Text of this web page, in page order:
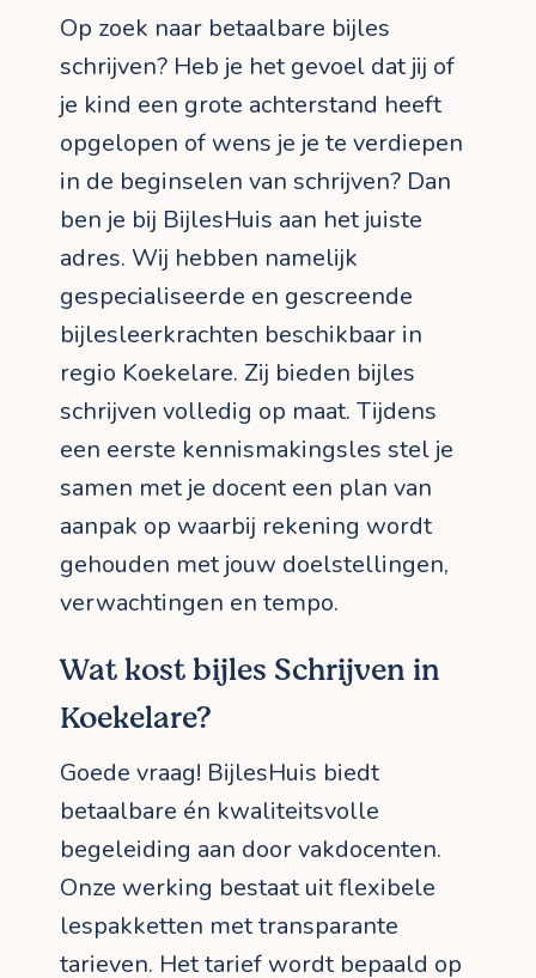
Op zoek naar betaalbare bijles
schrijven? Heb je het gevoel dat jij of
je kind een grote achterstand heeft
opgelopen of wens je je te verdiepen
in de beginselen van schrijven? Dan
ben je bij BijlesHuis aan het juiste
adres. Wij hebben namelijk
gespecialiseerde en gescreende
bijlesleerkrachten beschikbaar in
regio Koekelare. Zij bieden bijles
schrijven volledig op maat. Tijdens
een eerste kennismakingsles stel je
samen met je docent een plan van
aanpak op waarbij rekening wordt
gehouden met jouw doelstellingen,
verwachtingen en tempo.
Wat kost bijles Schrijven in
Koekelare?
Goede vraag! BijlesHuis biedt
betaalbare én kwaliteitsvolle
begeleiding aan door vakdocenten.
Onze werking bestaat uit flexibele
lespakketten met transparante
tarieven. Het tarief wordt bepaald op